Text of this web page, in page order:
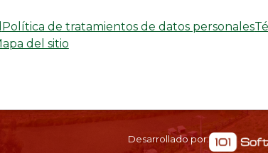
Política de tratamientos de datos personales
del sitio
Desarrollado por: